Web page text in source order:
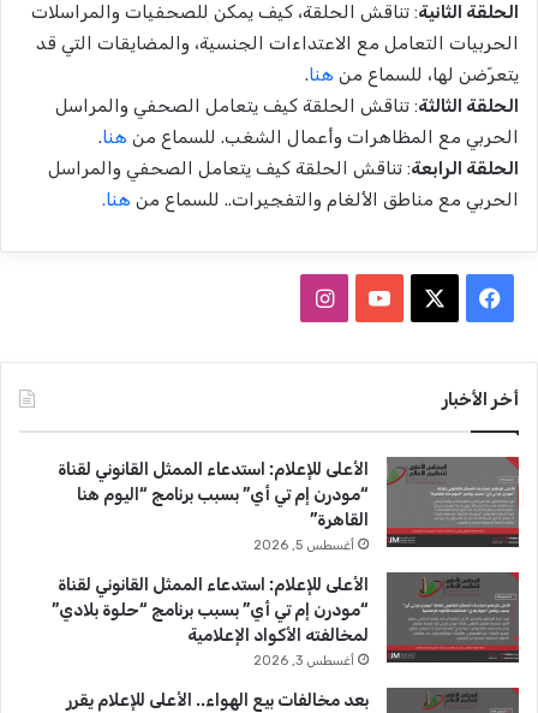
الحلقة الثانية: تناقش الحلقة، كيف يمكن للصحفيات والمراسلات
الحربيات التعامل مع الاعتداءات الجنسية، والمضايقات التي قد
يتعرّضن لها، للسماع من هنا.
الحلقة الثالثة: تناقش الحلقة كيف يتعامل الصحفي والمراسل
الحربي مع المظاهرات وأعمال الشغب. للسماع من هنا.
الحلقة الرابعة: تناقش الحلقة كيف يتعامل الصحفي والمراسل
الحربي مع مناطق الألغام والتفجيرات.. للسماع من هنا.
س
و
ك
T
u
b
e
ق
ر
ا
م
أخر الأخبار
الأعلى للإعلام: استدعاء الممثل القانوني لقناة
“مودرن إم تي أي” بسبب برنامج “اليوم هنا
القاهرة”
أغسطس 5, 2026
الأعلى للإعلام: استدعاء الممثل القانوني لقناة
“مودرن إم تي أي” بسبب برنامج “حلوة بلادي”
لمخالفته الأكواد الإعلامية
أغسطس 3, 2026
بعد مخالفات بيع الهواء.. الأعلى للإعلام يقرر